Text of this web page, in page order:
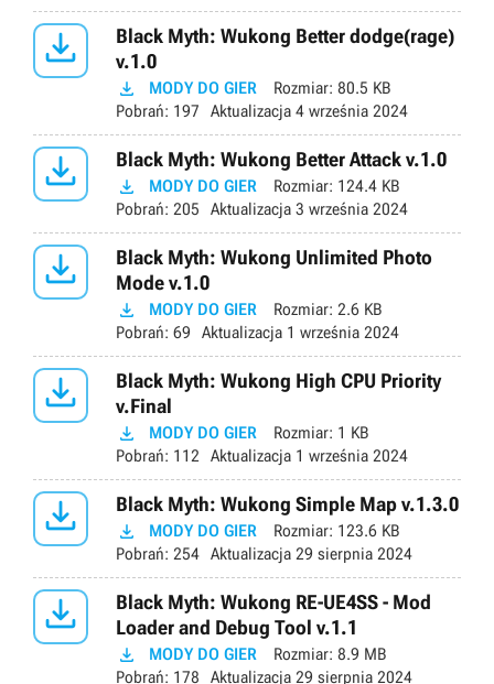

Black Myth: Wukong Better dodge(rage)
v.1.0
 MODY DO GIER Rozmiar: 80.5 KB
Pobrań: 197 Aktualizacja 4 września 2024
 Black Myth: Wukong Better Attack v.1.0
 MODY DO GIER Rozmiar: 124.4 KB
Pobrań: 205 Aktualizacja 3 września 2024

Black Myth: Wukong Unlimited Photo
Mode v.1.0
 MODY DO GIER Rozmiar: 2.6 KB
Pobrań: 69 Aktualizacja 1 września 2024

Black Myth: Wukong High CPU Priority
v.Final
 MODY DO GIER Rozmiar: 1 KB
Pobrań: 112 Aktualizacja 1 września 2024
 Black Myth: Wukong Simple Map v.1.3.0
 MODY DO GIER Rozmiar: 123.6 KB
Pobrań: 254 Aktualizacja 29 sierpnia 2024

Black Myth: Wukong RE-UE4SS - Mod
Loader and Debug Tool v.1.1
 MODY DO GIER Rozmiar: 8.9 MB
Pobrań: 178 Aktualizacja 29 sierpnia 2024